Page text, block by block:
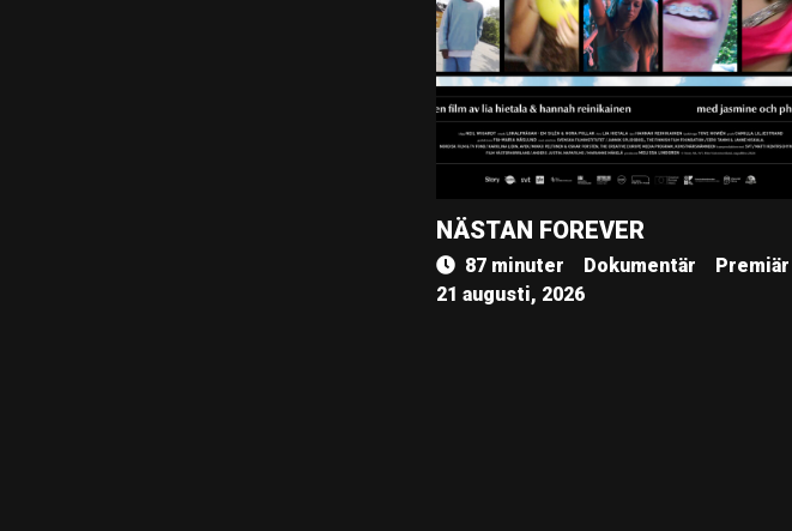
NÄSTAN FOREVER
87 minuter Dokumentär
Premiär
21 augusti, 2026